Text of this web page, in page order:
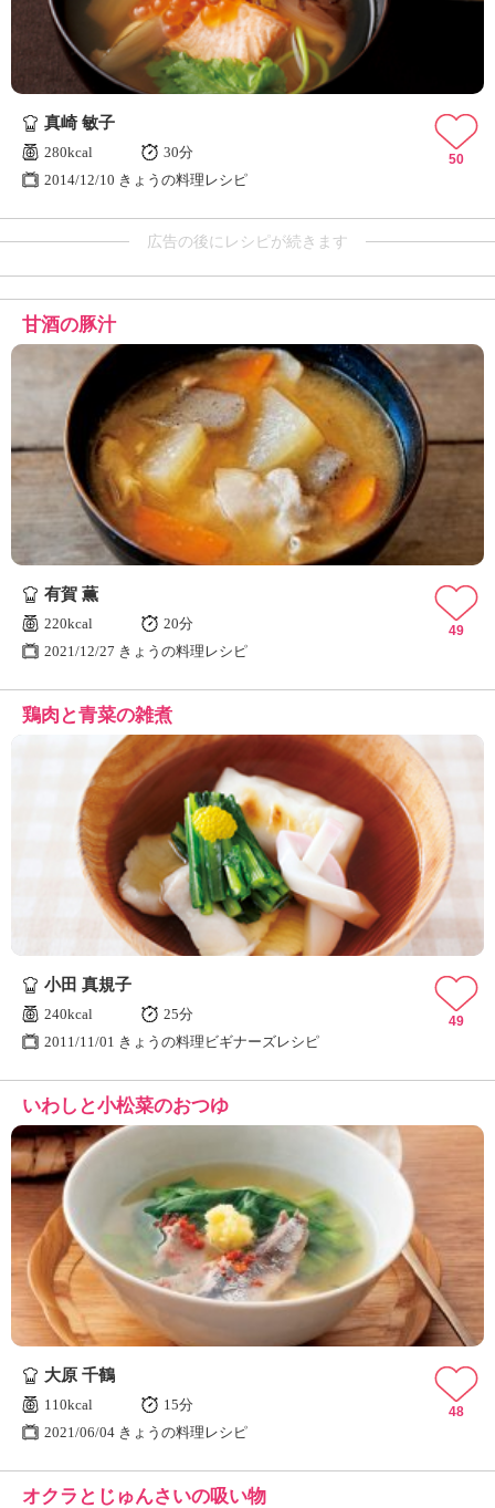
真崎 敏子
280kcal
30分
2014/12/10 きょうの料理レシピ
50
広告の後にレシピが続きます
甘酒の豚汁
有賀 薫
220kcal
20分
2021/12/27 きょうの料理レシピ
49
鶏肉と青菜の雑煮
小田 真規子
240kcal
25分
2011/11/01 きょうの料理ビギナーズレシピ
49
いわしと小松菜のおつゆ
大原 千鶴
110kcal
15分
2021/06/04 きょうの料理レシピ
48
オクラとじゅんさいの吸い物